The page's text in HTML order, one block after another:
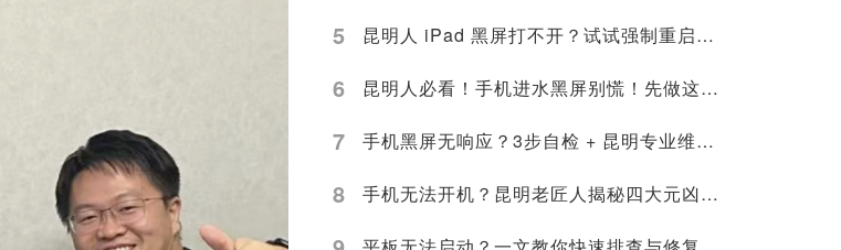
5 昆明人 iPad 黑屏打不开？试试强制重启方法
6 昆明人必看！手机进水黑屏别慌！先做这3步保命
7 手机黑屏无响应？3步自检 + 昆明专业维修保障
8 手机无法开机？昆明老匠人揭秘四大元凶与应急妙招